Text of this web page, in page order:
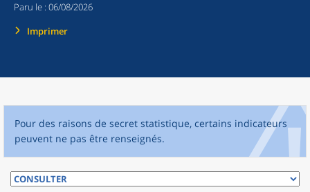
Paru le : 06/08/2026
Imprimer
Pour des raisons de secret statistique, certains indicateurs
peuvent ne pas être renseignés.